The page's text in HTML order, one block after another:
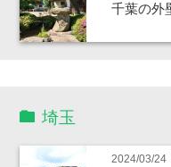
千葉の外
埼玉
2024/03/24